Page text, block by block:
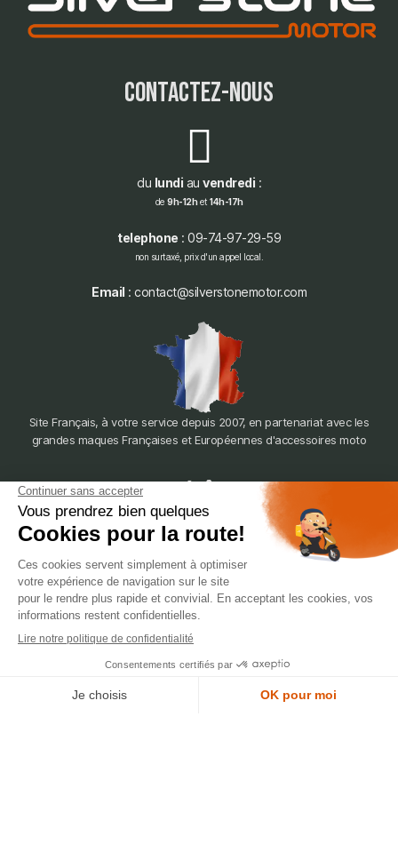
contactez-nous
du lundi au vendredi :
de 9h-12het 14h-17h
telephone : 09-74-97-29-59
non surtaxé, prix d'un appel local.
Email : contact@silverstonemotor.com
Site Français, à votre service depuis 2007, en partenariat avec les
grandes maques Françaises et Européennes d'accessoires moto
388 Av. Charles de Gaulle, 69200 Vénissieux
© 2007-2025 Silverstone Motor